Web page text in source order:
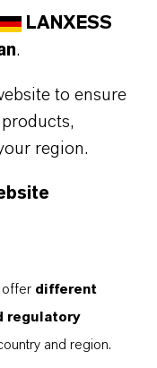
THEMA
LANXESS
.
to ensure
region.
offer different
regulatory
and region.